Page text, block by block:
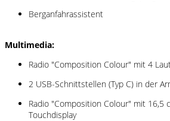
Berganfahrassistent
Multimedia:
Radio "Composition Colour" mit 4
2 USB-Schnittstellen (Typ C) in der
Radio "Composition Colour" mit 16,5
Touchdisplay